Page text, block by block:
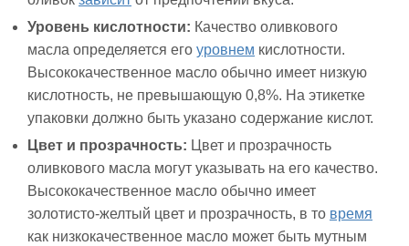
Уровень кислотности: Качество оливкового
масла определяется его уровнем кислотности.
Высококачественное масло обычно имеет низкую
кислотность, не превышающую 0,8%. На этикетке
упаковки должно быть указано содержание кислот.
Цвет и прозрачность: Цвет и прозрачность
оливкового масла могут указывать на его качество.
Высококачественное масло обычно имеет
золотисто-желтый цвет и прозрачность, в то время
как низкокачественное масло может быть мутным